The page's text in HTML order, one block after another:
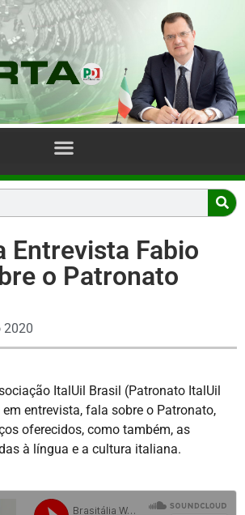
Entrevista Fabio
o Patronato
2020
ItalUil Brasil (Patronato ItalUil
entrevista, fala sobre o Patronato,
oferecidos, como também, as
à língua e a cultura italiana.